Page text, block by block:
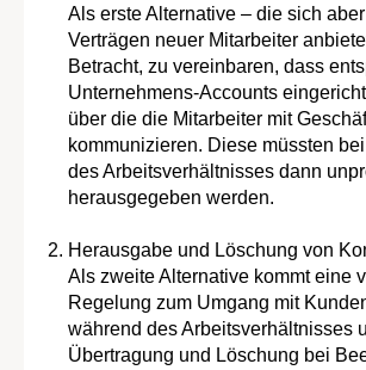
Als erste Alternative – die sich
Verträgen neuer Mitarbeiter
Betracht, zu vereinbaren, dass
Unternehmens-Accounts
über die die Mitarbeiter mit
kommunizieren. Diese müssten
des Arbeitsverhältnisses dann
herausgegeben werden.
Herausgabe und Löschung von
Als zweite Alternative kommt eine
Regelung zum Umgang mit
während des Arbeitsverhältnisses
Übertragung und Löschung bei